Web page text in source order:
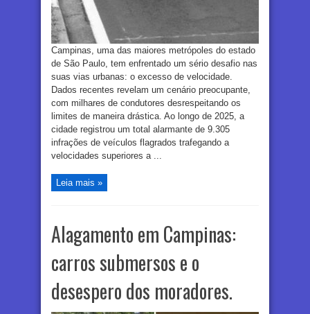
Campinas, uma das maiores metrópoles do estado
de São Paulo, tem enfrentado um sério desafio nas
suas vias urbanas: o excesso de velocidade.
Dados recentes revelam um cenário preocupante,
com milhares de condutores desrespeitando os
limites de maneira drástica. Ao longo de 2025, a
cidade registrou um total alarmante de 9.305
infrações de veículos flagrados trafegando a
velocidades superiores a ...
Leia mais »
Alagamento em Campinas:
carros submersos e o
desespero dos moradores.